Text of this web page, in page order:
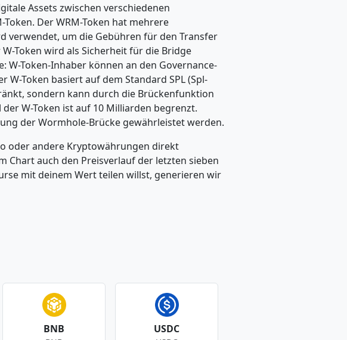
Assets zwischen verschiedenen
Der WRM-Token hat mehrere
verwendet, um die Gebühren für den Transfer
Token wird als Sicherheit für die Bridge
W-Token-Inhaber können an den Governance-
Token basiert auf dem Standard SPL (Spl-
sondern kann durch die Brückenfunktion
W-Token ist auf 10 Milliarden begrenzt.
der Wormhole-Brücke gewährleistet werden.
oder andere Kryptowährungen direkt
Chart auch den Preisverlauf der letzten sieben
mit deinem Wert teilen willst, generieren wir
BNB USDC